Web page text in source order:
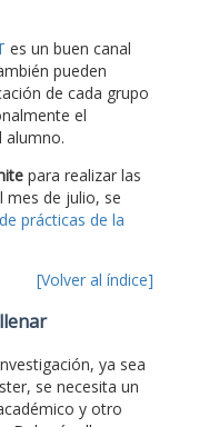
es un buen canal
pueden
de cada grupo
el
alumno.
para realizar las
mes de julio, se
prácticas de la
[Volver al índice]
ya sea
se necesita un
y otro